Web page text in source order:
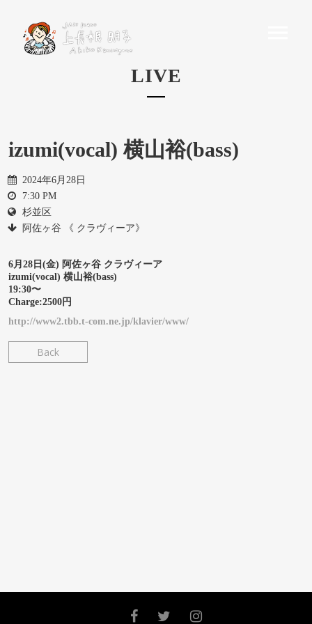
LIVE
izumi(vocal) 横山裕(bass)
2024年6月28日
7:30 PM
杉並区
阿佐ヶ谷 《 クラヴィーア》
6月28日(金) 阿佐ヶ谷 クラヴィーア
izumi(vocal) 横山裕(bass)
19:30〜
Charge:2500円
http://www2.tbb.t-com.ne.jp/klavier/www/
Back